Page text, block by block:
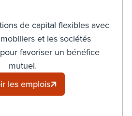
de capital flexibles avec
et les sociétés
favoriser un bénéfice
mutuel.
les emplois